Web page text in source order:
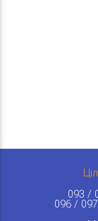
093 /
096 /